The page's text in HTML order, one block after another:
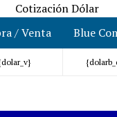
Cotización Dólar
/ Venta
Blue